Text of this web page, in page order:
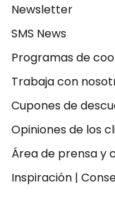
Newsletter
SMS News
Programas de
Trabaja con
Cupones de
Opiniones de los
Área de prensa y
Inspiración |